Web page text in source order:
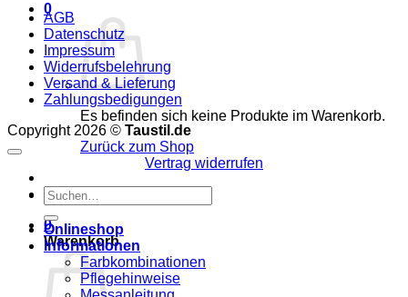
0
Es befinden sich keine Produkte im Warenkorb.
Zurück zum Shop
WhatsApp
0
Warenkorb
AGB
Datenschutz
Impressum
Widerrufsbelehrung
Versand & Lieferung
Zahlungsbedigungen
Copyright 2026 © Taustil.de
Vertrag widerrufen
Suchen
nach:
Onlineshop
Informationen
Farbkombinationen
Pflegehinweise